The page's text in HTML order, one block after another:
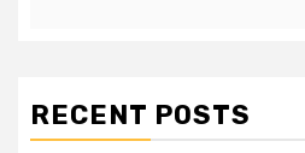
RECENT POSTS